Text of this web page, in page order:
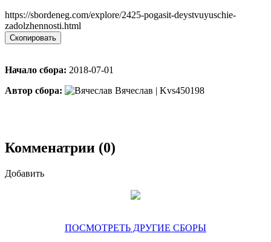
https://sbordeneg.com/explore/2425-pogasit-deystvuyuschie-
zadolzhennosti.html
Скопировать
Начало сбора: 2018-07-01
Автор сбора:
Вячеслав | Kvs450198
Комменатрии (0)
Добавить
ПОСМОТРЕТЬ ДРУГИЕ СБОРЫ